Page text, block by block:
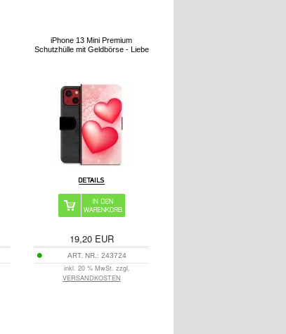
iPhone 13 Mini Premium
Schutzhülle mit Geldbörse - Liebe
19,20EUR
ART. NR.: 243724
inkl. 20 % MwSt. zzgl.
VERSANDKOSTEN